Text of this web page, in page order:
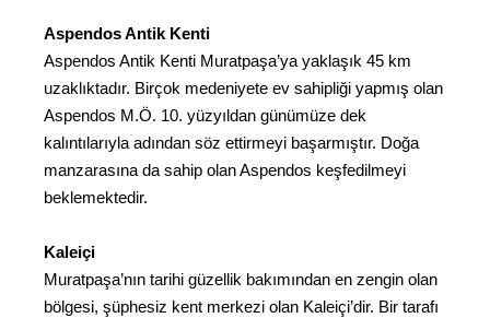
Aspendos Antik Kenti
Aspendos Antik Kenti Muratpaşa’ya yaklaşık 45 km
uzaklıktadır. Birçok medeniyete ev sahipliği yapmış olan
Aspendos M.Ö. 10. yüzyıldan günümüze dek
kalıntılarıyla adından söz ettirmeyi başarmıştır. Doğa
manzarasına da sahip olan Aspendos keşfedilmeyi
beklemektedir.
Kaleiçi
Muratpaşa’nın tarihi güzellik bakımından en zengin olan
bölgesi, şüphesiz kent merkezi olan Kaleiçi’dir. Bir tarafı